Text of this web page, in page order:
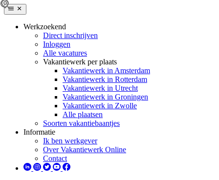
Werkzoekend
Direct inschrijven
Inloggen
Alle vacatures
Vakantiewerk per plaats
Vakantiewerk in Amsterdam
Vakantiewerk in Rotterdam
Vakantiewerk in Utrecht
Vakantiewerk in Groningen
Vakantiewerk in Zwolle
Alle plaatsen
Soorten vakantiebaantjes
Informatie
Ik ben werkgever
Over Vakantiewerk Online
Contact